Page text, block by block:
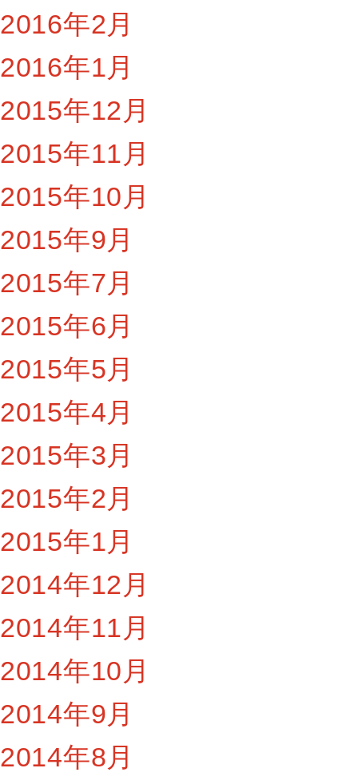
2016年2月
2016年1月
2015年12月
2015年11月
2015年10月
2015年9月
2015年7月
2015年6月
2015年5月
2015年4月
2015年3月
2015年2月
2015年1月
2014年12月
2014年11月
2014年10月
2014年9月
2014年8月